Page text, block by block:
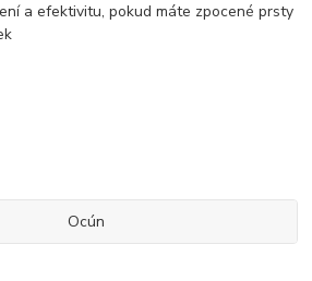
a efektivitu, pokud máte zpocené prsty
Ocún